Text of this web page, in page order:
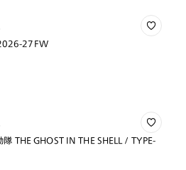
27FW
THE GHOST IN THE SHELL / TYPE-